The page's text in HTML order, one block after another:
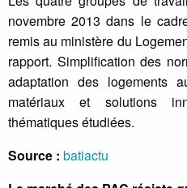
novembre 2013 dans le
remis au ministère du
rapport. Simplification des
adaptation des logements
matériaux et solutions
thématiques étudiées.
Source : batiactu